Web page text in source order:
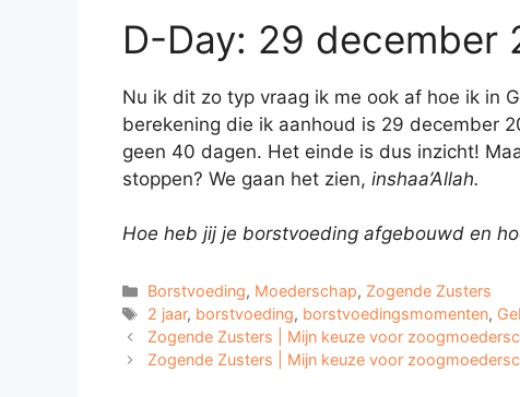
D-Day: 29 december
Nu ik dit zo typ vraag ik me ook af hoe ik in
berekening die ik aanhoud is 29 december
geen 40 dagen. Het einde is dus inzicht!
stoppen? We gaan het zien, inshaa’Allah.
Hoe heb jij je borstvoeding afgebouwd en
Categorieën
Borstvoeding, Moederschap, Zogende Zusters
Tags
2 jaar, borstvoeding, borstvoedingsmomenten,
Zogende Zusters | Mijn keuze voor
Zogende Zusters | Mijn keuze voor